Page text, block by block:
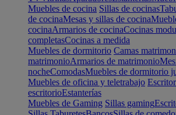
Muebles de cocina Sillas de cocinas
de cocinaMesas y sillas de cocina
cocinaArmarios de cocinaCocinas
completasCocinas a medida
Muebles de dormitorio Camas
matrimonioArmarios de matrimonio
nocheComodasMuebles de dormitorio
Muebles de oficina y teletrabajo
escritorioEstanterías
Muebles de Gaming Sillas gaming